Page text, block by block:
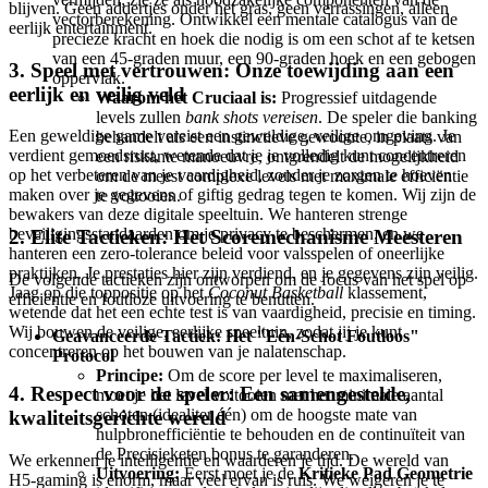
vectorberekening. Ontwikkel een mentale catalogus van de
precieze kracht en hoek die nodig is om een schot af te ketsen
van een 45-graden muur, een 90-graden hoek en een gebogen
oppervlak.
Waarom het Cruciaal is: Progressief uitdagende
levels zullen bank shots vereisen. De speler die banking
behandelt als een instinctieve gewoonte, in plaats van
een riskante manoeuvre, ontgrendelt de mogelijkheid
om de meest complexe levels met maximale efficiëntie
te voltooien.
2. Elite Tactieken: Het Scoremechanisme Meesteren
De volgende tactieken zijn ontworpen om de focus van het spel op
efficiëntie en foutloze uitvoering te benutten.
Geavanceerde Tactiek: Het "Eén-Schot Foutloos"
Protocol
Principe: Om de score per level te maximaliseren,
moet je het level voltooien met het minimale aantal
schoten (idealiter één) om de hoogste mate van
hulpbronefficiëntie te behouden en de continuïteit van
de Precisieketen bonus te garanderen.
Uitvoering:Eerst moet je deKritieke Pad Geometrie
blijven. Geen addertjes onder het gras, geen verrassingen, alleen
eerlijk entertainment.
3. Speel met vertrouwen: Onze toewijding aan een
eerlijk en veilig veld
Een geweldige game vereist een geweldige, veilige omgeving. Je
verdient gemoedsrust, wetende dat je je volledig kunt concentreren
op het verbeteren van je vaardigheid, zonder je zorgen te hoeven
maken over je gegevens of giftig gedrag tegen te komen. Wij zijn de
bewakers van deze digitale speeltuin. We hanteren strenge
beveiligingsstandaarden om je privacy te beschermen, en we
hanteren een zero-tolerance beleid voor valsspelen of oneerlijke
praktijken. Je prestaties hier zijn verdiend, en je gegevens zijn veilig.
Jaag op die toppositie op hetCoconut Basketball klassement,
wetende dat het een echte test is van vaardigheid, precisie en timing.
Wij bouwen de veilige, eerlijke speeltuin, zodat jij je kunt
concentreren op het bouwen van je nalatenschap.
4. Respect voor de speler: Een samengestelde,
kwaliteitsgerichte wereld
We erkennen je intelligentie en waarderen je tijd. De wereld van
H5-gaming is enorm, maar veel ervan is ruis. We weigeren je te